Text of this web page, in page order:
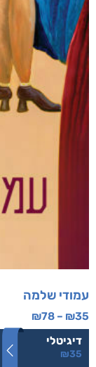
עמודי שלמה
₪35
–
₪78
דיגיטלי
₪35